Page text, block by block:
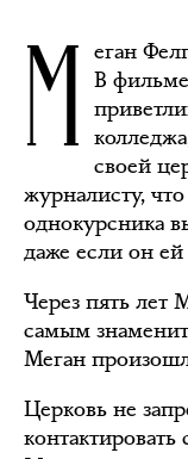
М еган
В
своей
журналисту,
однокурсника
даже если он ей
Через пять лет
самым
Меган
Церковь не